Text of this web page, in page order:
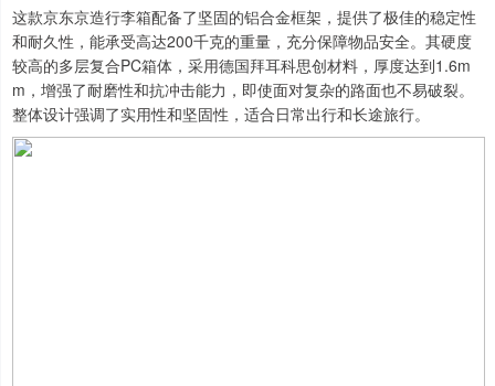
这款京东京造行李箱配备了坚固的铝合金框架，提供了极佳的稳定性
和耐久性，能承受高达200千克的重量，充分保障物品安全。其硬度
较高的多层复合PC箱体，采用德国拜耳科思创材料，厚度达到1.6m
m，增强了耐磨性和抗冲击能力，即使面对复杂的路面也不易破裂。
整体设计强调了实用性和坚固性，适合日常出行和长途旅行。